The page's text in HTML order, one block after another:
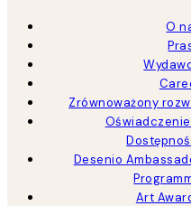
O
Zrównoważony
Desenio
Art